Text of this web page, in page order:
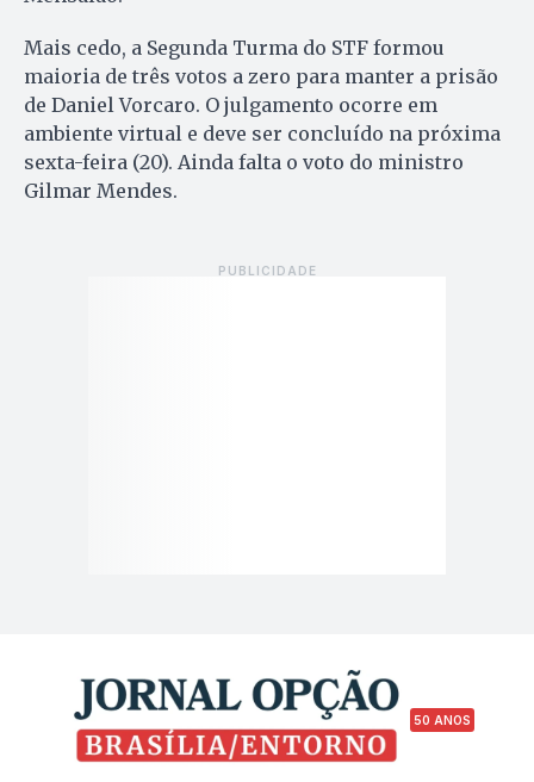
Mais cedo, a Segunda Turma do STF formou
maioria de três votos a zero para manter a prisão
de Daniel Vorcaro. O julgamento ocorre em
ambiente virtual e deve ser concluído na próxima
sexta-feira (20). Ainda falta o voto do ministro
Gilmar Mendes.
50 ANOS